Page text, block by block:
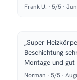
Frank U. · 5/5 ·
„Super
Beschichtung
Montage und
Norman · 5/5 ·